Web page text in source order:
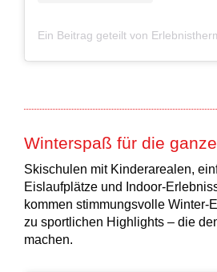
Ein Beitrag geteilt von
Winterspaß für die
Skischulen mit Kinderarealen,
Eislaufplätze und Indoor-
kommen stimmungsvolle Winter-
zu sportlichen Highlights – die
machen.